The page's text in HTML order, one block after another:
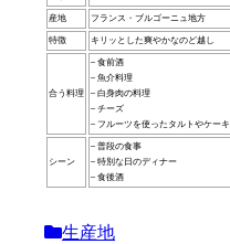
産地 フランス・ブルゴーニュ地方
特徴 キリッとした爽やかなのど越し
合う料理
– 食前酒
– 魚介料理
– 白身肉の料理
– チーズ
– フルーツを使ったタルトやケーキ
シーン
– 普段の食事
– 特別な日のディナー
– 食後酒
生産地